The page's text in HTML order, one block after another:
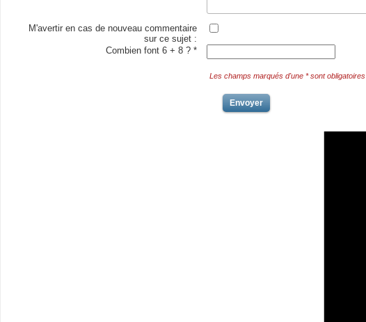
M'avertir en cas de nouveau commentaire
sur ce sujet :
Combien font 6 + 8 ? *
Les champs marqués d'une * sont obligatoires